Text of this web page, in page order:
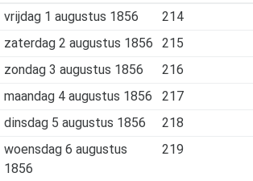
vrijdag 1 augustus 1856
214
zaterdag 2 augustus 1856
215
zondag 3 augustus 1856
216
maandag 4 augustus 1856
217
dinsdag 5 augustus 1856
218
woensdag 6 augustus
1856
219